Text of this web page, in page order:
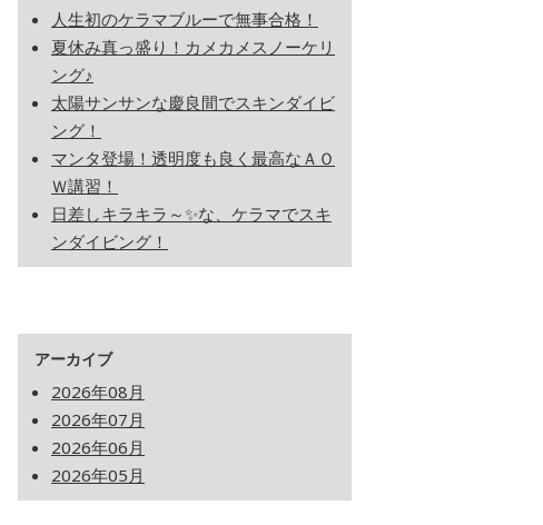
人生初のケラマブルーで無事合格！
夏休み真っ盛り！カメカメスノーケリ
ング♪
太陽サンサンな慶良間でスキンダイビ
ング！
マンタ登場！透明度も良く最高なＡＯ
Ｗ講習！
日差しキラキラ～✨な、ケラマでスキ
ンダイビング！
アーカイブ
2026年08月
2026年07月
2026年06月
2026年05月